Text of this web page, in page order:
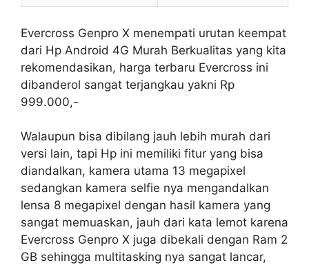
Evercross Genpro X menempati urutan keempat
dari Hp Android 4G Murah Berkualitas yang kita
rekomendasikan, harga terbaru Evercross ini
dibanderol sangat terjangkau yakni Rp
999.000,-
Walaupun bisa dibilang jauh lebih murah dari
versi lain, tapi Hp ini memiliki fitur yang bisa
diandalkan, kamera utama 13 megapixel
sedangkan kamera selfie nya mengandalkan
lensa 8 megapixel dengan hasil kamera yang
sangat memuaskan, jauh dari kata lemot karena
Evercross Genpro X juga dibekali dengan Ram 2
GB sehingga multitasking nya sangat lancar,